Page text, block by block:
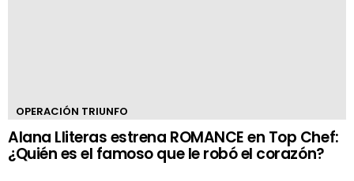
OPERACIÓN TRIUNFO
Alana Lliteras estrena ROMANCE en Top Chef:
¿Quién es el famoso que le robó el corazón?